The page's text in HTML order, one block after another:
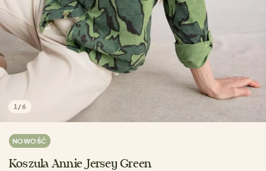
1 /6
NOWOŚĆ
Koszula Annie Jersey Green